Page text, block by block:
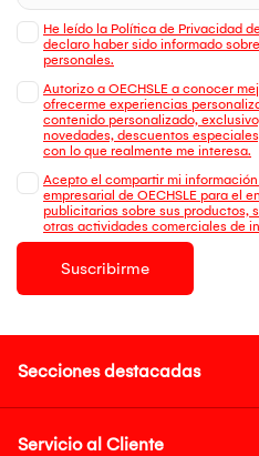
He leído la Política de Privacidad
declaro haber sido informado
personales.
Autorizo a OECHSLE a conocer
ofrecerme experiencias
contenido personalizado,
novedades, descuentos
con lo que realmente me interesa.
Acepto el compartir mi
empresarial de OECHSLE para el
publicitarias sobre sus productos,
otras actividades comerciales de
Suscribirme
Secciones destacadas
Servicio al Cliente